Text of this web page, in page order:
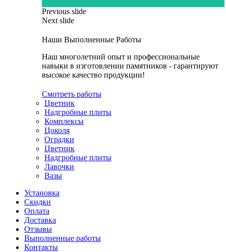
Previous slide
Next slide
Наши Выполненные Работы
Наш многолетний опыт и профессиональные
навыки в изготовлении памятников - гарантируют
высокое качество продукции!
Смотреть работы
Цветник
Надгробные плиты
Комплексы
Цоколя
Оградки
Цветник
Надгробные плиты
Лавочки
Вазы
Установка
Скидки
Оплата
Доставка
Отзывы
Выполненные работы
Контакты